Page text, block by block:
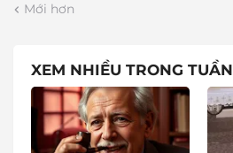
Mới hơn
XEM NHIỀU TRONG TUẦN